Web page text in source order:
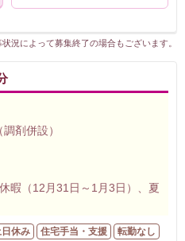
況によって募集終了の場合もございます。
剤併設）
暇（12月31日～1月3日）、夏
日休み 住宅手当・支援
転勤なし